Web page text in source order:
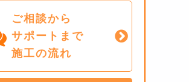
ご相談から
サポートまで
施工の流れ